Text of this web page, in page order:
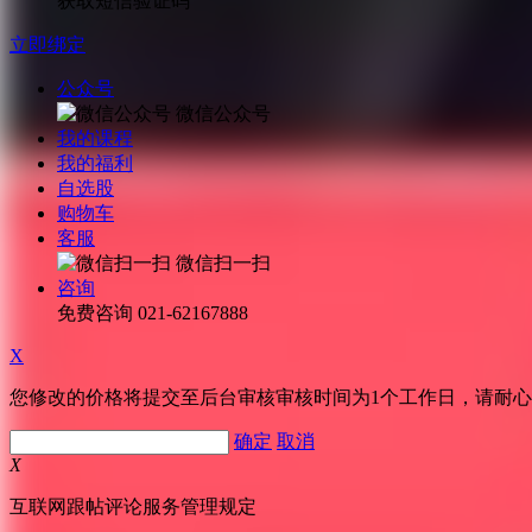
立即绑定
公众号
微信公众号
我的课程
我的福利
自选股
购物车
客服
微信扫一扫
咨询
免费咨询 021-62167888
X
您修改的价格将提交至后台审核审核时间为1个工作日，请耐
确定 取消
X
互联网跟帖评论服务管理规定